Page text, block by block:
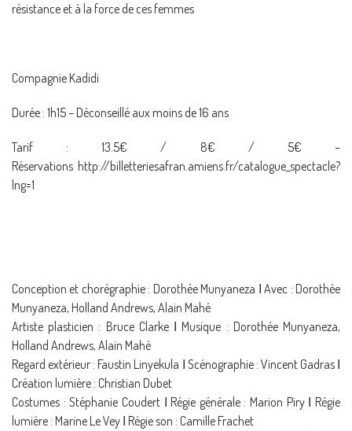
résistance et à la force de ces femmes
Compagnie Kadidi
Durée : 1h15 – Déconseillé aux moins de 16 ans
Tarif : 13.5€ / 8€ / 5€ –
Réservations http://billetteriesafran.amiens.fr/catalogue_spectacle?
lng=1
Conception et chorégraphie : Dorothée Munyaneza Ӏ Avec : Dorothée
Munyaneza, Holland Andrews, Alain Mahé
Artiste plasticien : Bruce Clarke Ӏ Musique : Dorothée Munyaneza,
Holland Andrews, Alain Mahé
Regard extérieur : Faustin Linyekula Ӏ Scénographie : Vincent Gadras Ӏ
Création lumière : Christian Dubet
Costumes : Stéphanie Coudert Ӏ Régie générale : Marion Piry Ӏ Régie
lumière : Marine Le Vey Ӏ Régie son : Camille Frachet